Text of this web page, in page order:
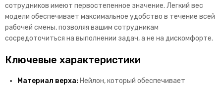
сотрудников имеют первостепенное значение. Легкий вес
модели обеспечивает максимальное удобство в течение всей
рабочей смены, позволяя вашим сотрудникам
сосредоточиться на выполнении задач, а не на дискомфорте.
Ключевые характеристики
Материал верха: Нейлон, который обеспечивает